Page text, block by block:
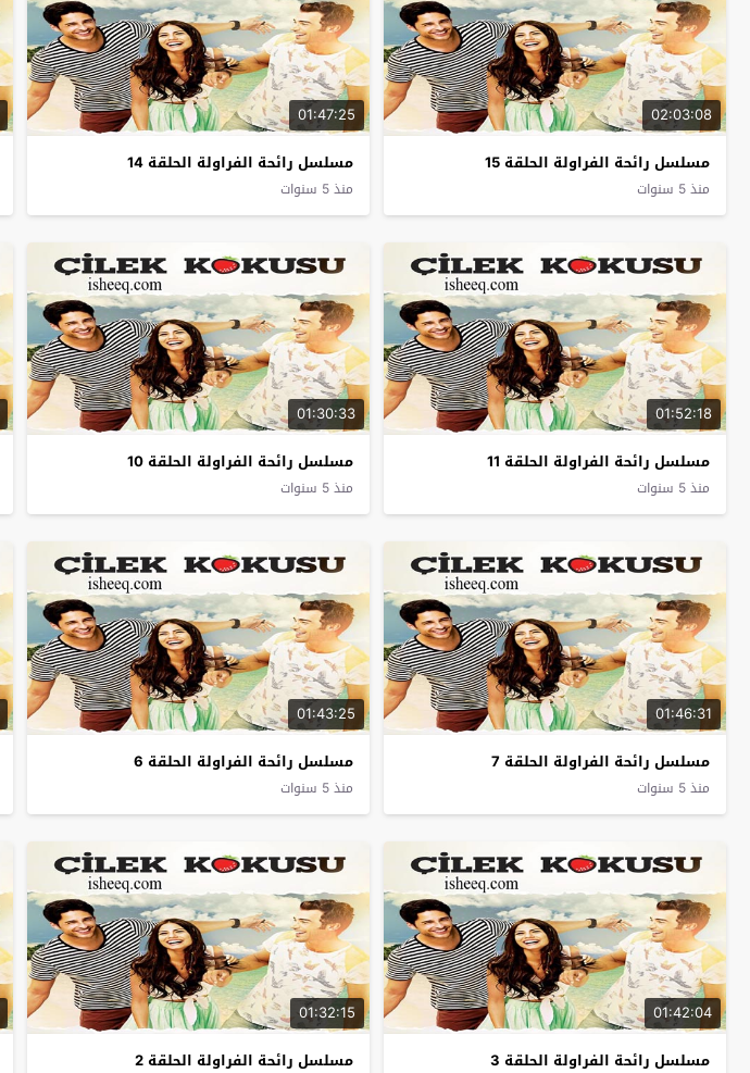
02:03:08
مسلسل رائحة الفراولة الحلقة 15
منذ 5 سنوات
01:47:25
مسلسل رائحة الفراولة الحلقة 14
منذ 5 سنوات
01:52:18
مسلسل رائحة الفراولة الحلقة 11
منذ 5 سنوات
01:30:33
مسلسل رائحة الفراولة الحلقة 10
منذ 5 سنوات
01:46:31
مسلسل رائحة الفراولة الحلقة 7
منذ 5 سنوات
01:43:25
مسلسل رائحة الفراولة الحلقة 6
منذ 5 سنوات
01:42:04
مسلسل رائحة الفراولة الحلقة 3
01:32:15
مسلسل رائحة الفراولة الحلقة 2